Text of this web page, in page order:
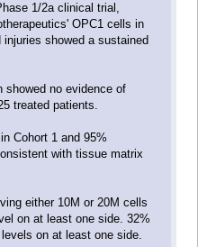
1/2a clinical trial,
OPC1 cells in
showed a sustained
showed no evidence of
treated patients.
Cohort 1 and 95%
with tissue matrix
either 10M or 20M cells
on at least one side. 32%
on at least one side.